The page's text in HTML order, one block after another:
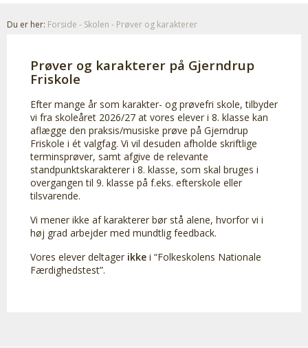
Du er her: Forside - Skolen - Prøver og karakterer
Prøver og karakterer på Gjerndrup
Friskole
Efter mange år som karakter- og prøvefri skole, tilbyder
vi fra skoleåret 2026/27 at vores elever i 8. klasse kan
aflægge den praksis/musiske prøve på Gjerndrup
Friskole i ét valgfag. Vi vil desuden afholde skriftlige
terminsprøver, samt afgive de relevante
standpunktskarakterer i 8. klasse, som skal bruges i
overgangen til 9. klasse på f.eks. efterskole eller
tilsvarende.
Vi mener ikke af karakterer bør stå alene, hvorfor vi i
høj grad arbejder med mundtlig feedback.
Vores elever deltager ikke i “Folkeskolens Nationale
Færdighedstest”.